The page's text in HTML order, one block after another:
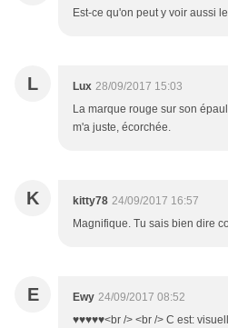
Est-ce qu'on peut y voir aussi
L Lux 28/09/2017 15:03
La marque rouge sur son
m'a juste, écorchée.
K kitty78 24/09/2017 16:57
Magnifique. Tu sais bien dire
E Ewy 24/09/2017 08:52
♥♥♥♥♥<br /> <br /> C est: